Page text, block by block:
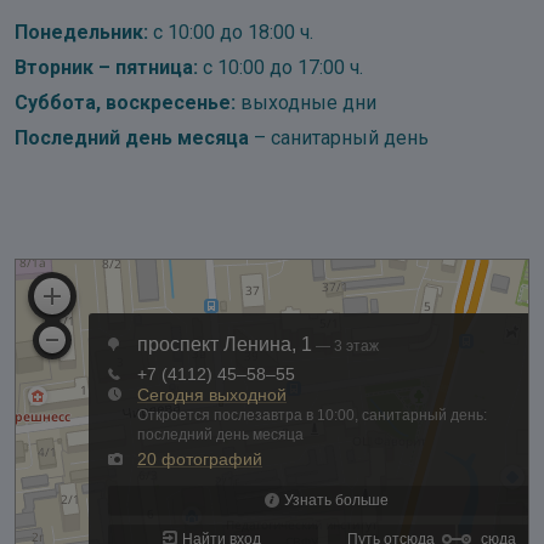
Понедельник: с 10:00 до 18:00 ч.
Вторник – пятница: с 10:00 до 17:00 ч.
Суббота, воскресенье: выходные дни
Последний день месяца – санитарный день